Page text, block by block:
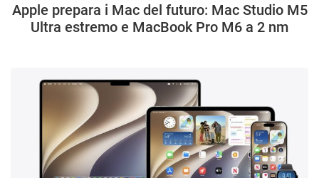
Apple prepara i Mac del futuro: Mac Studio M5
Ultra estremo e MacBook Pro M6 a 2 nm